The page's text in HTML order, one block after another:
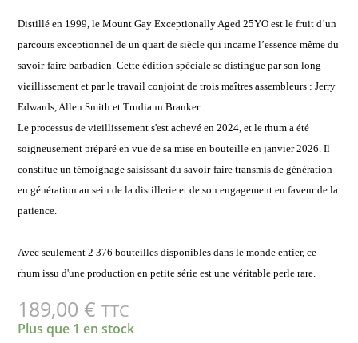
Distillé en 1999, le Mount Gay Exceptionally Aged 25YO est le fruit d’un
parcours exceptionnel de un quart de siècle qui incarne l’essence même du
savoir-faire barbadien. Cette édition spéciale se distingue par son long
vieillissement et par le travail conjoint de trois maîtres assembleurs : Jerry
Edwards, Allen Smith et Trudiann Branker.
Le processus de vieillissement s'est achevé en 2024, et le rhum a été
soigneusement préparé en vue de sa mise en bouteille en janvier 2026. Il
constitue un témoignage saisissant du savoir-faire transmis de génération
en génération au sein de la distillerie et de son engagement en faveur de la
patience.
Avec seulement 2 376 bouteilles disponibles dans le monde entier, ce
rhum issu d'une production en petite série est une véritable perle rare.
189,00 € TTC
Plus que 1 en stock